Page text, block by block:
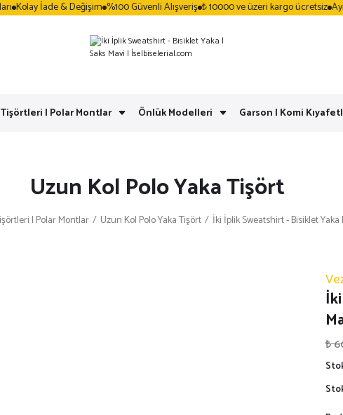
Kolay İade & Değişim %100 Güvenli Alışveriş ₺ 10000 ve üzeri kargo ücretsiz Aynı
| Polar Montlar Önlük Modelleri Garson | Komi
Uzun Kol Polo Yaka Tişört
| Polar Montlar Uzun Kol Polo Yaka Tişört İki İplik Sweatshirt - Bisiklet Yaka
₺